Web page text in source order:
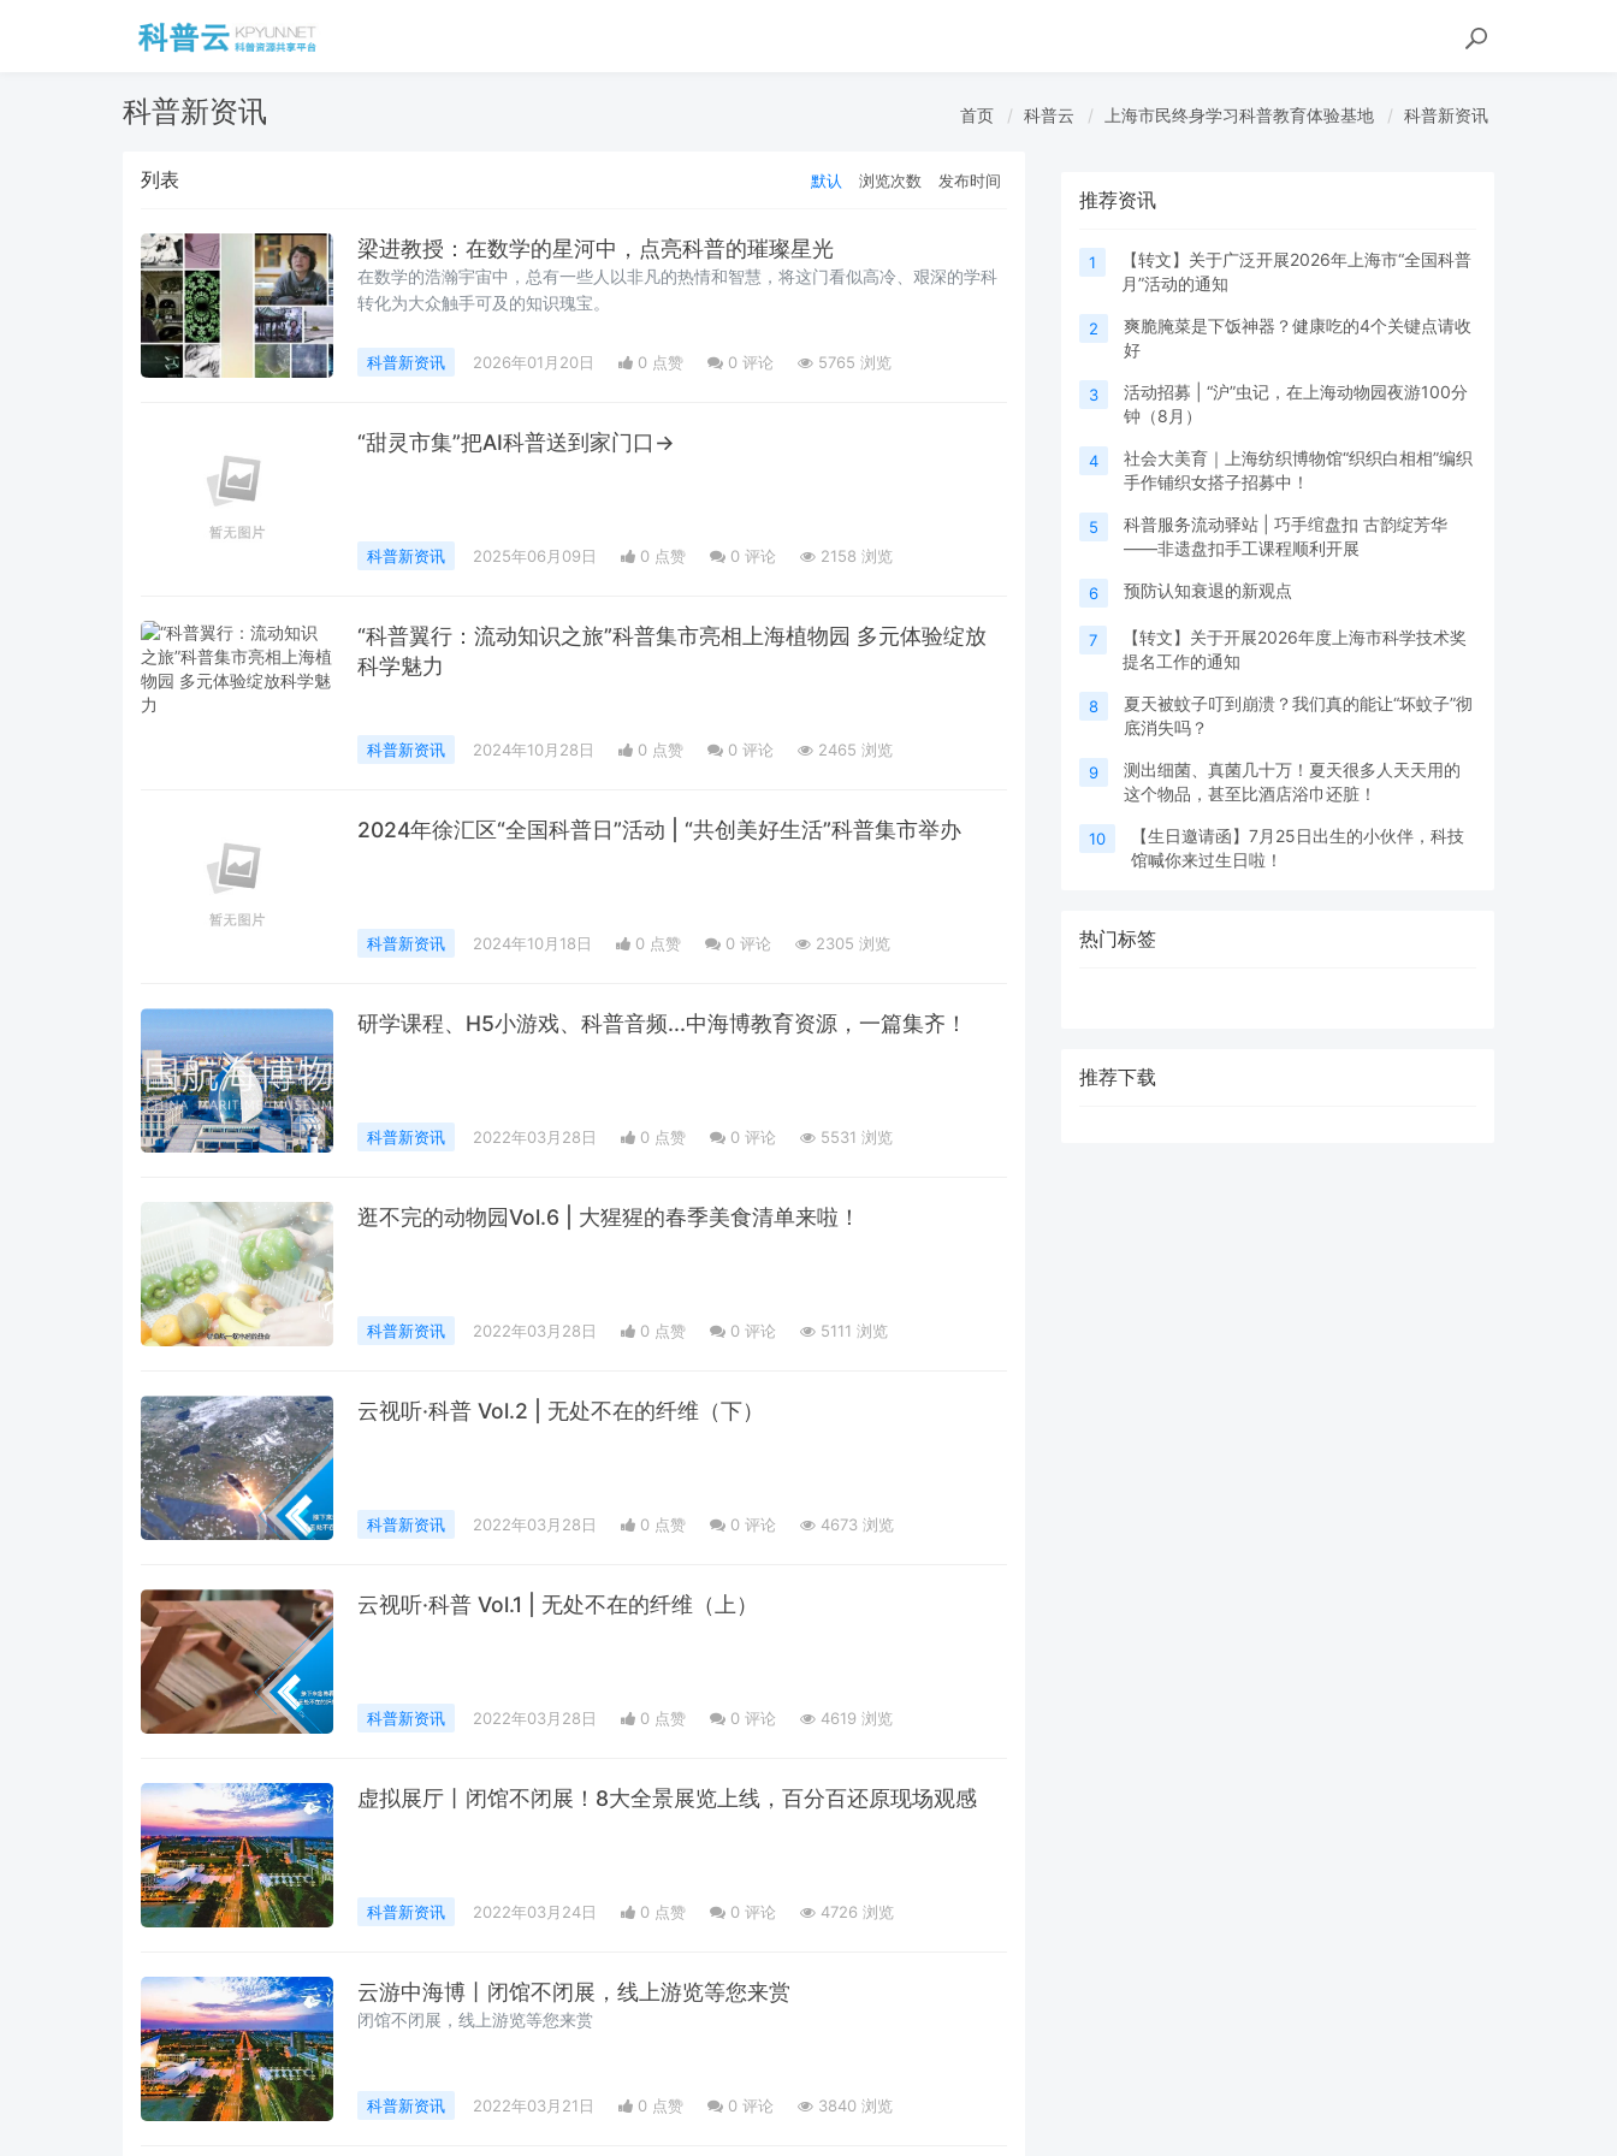
科普新资讯 首页 科普云 上海市民终身学习科普教育体验基地 科普新资讯
列表 默认 浏览次数 发布时间
梁进教授：在数学的星河中，点亮科普的璀璨星光
在数学的浩瀚宇宙中，总有一些人以非凡的热情和智慧，将这门看似高冷、艰深的学科
转化为大众触手可及的知识瑰宝。
科普新资讯 2026年01月20日 0 点赞 0 评论 5765 浏览
“甜灵市集”把AI科普送到家门口→
科普新资讯 2025年06月09日 0 点赞 0 评论 2158 浏览
“科普翼行：流动知识之旅”科普集市亮相上海植物园 多元体验绽放
科学魅力
科普新资讯 2024年10月28日 0 点赞 0 评论 2465 浏览
2024年徐汇区“全国科普日”活动 | “共创美好生活”科普集市举办
科普新资讯 2024年10月18日 0 点赞 0 评论 2305 浏览
研学课程、H5小游戏、科普音频...中海博教育资源，一篇集齐！
科普新资讯 2022年03月28日 0 点赞 0 评论 5531 浏览
逛不完的动物园Vol.6 | 大猩猩的春季美食清单来啦！
科普新资讯 2022年03月28日 0 点赞 0 评论 5111 浏览
云视听·科普 Vol.2 | 无处不在的纤维（下）
科普新资讯 2022年03月28日 0 点赞 0 评论 4673 浏览
云视听·科普 Vol.1 | 无处不在的纤维（上）
科普新资讯 2022年03月28日 0 点赞 0 评论 4619 浏览
虚拟展厅丨闭馆不闭展！8大全景展览上线，百分百还原现场观感
科普新资讯 2022年03月24日 0 点赞 0 评论 4726 浏览
云游中海博丨闭馆不闭展，线上游览等您来赏
闭馆不闭展，线上游览等您来赏
科普新资讯 2022年03月21日 0 点赞 0 评论 3840 浏览
推荐资讯
1
【转文】关于广泛开展2026年上海市“全国科普
月”活动的通知
2
爽脆腌菜是下饭神器？健康吃的4个关键点请收
好
3
活动招募 | “沪”虫记，在上海动物园夜游100分
钟（8月）
4
社会大美育｜上海纺织博物馆“织织白相相”编织
手作铺织女搭子招募中！
5
科普服务流动驿站 | 巧手绾盘扣 古韵绽芳华
——非遗盘扣手工课程顺利开展
6 预防认知衰退的新观点
7
【转文】关于开展2026年度上海市科学技术奖
提名工作的通知
8
夏天被蚊子叮到崩溃？我们真的能让“坏蚊子”彻
底消失吗？
9
测出细菌、真菌几十万！夏天很多人天天用的
这个物品，甚至比酒店浴巾还脏！
10
【生日邀请函】7月25日出生的小伙伴，科技
馆喊你来过生日啦！
热门标签
推荐下载